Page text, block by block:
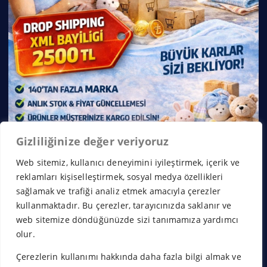
Gizliliğinize değer veriyoruz
Web sitemiz, kullanıcı deneyimini iyileştirmek, içerik ve
reklamları kişiselleştirmek, sosyal medya özellikleri
sağlamak ve trafiği analiz etmek amacıyla çerezler
kullanmaktadır. Bu çerezler, tarayıcınızda saklanır ve
web sitemize döndüğünüzde sizi tanımamıza yardımcı
olur.
Çerezlerin kullanımı hakkında daha fazla bilgi almak ve
Copyright © 2026 Franchise Borsası | Powered by